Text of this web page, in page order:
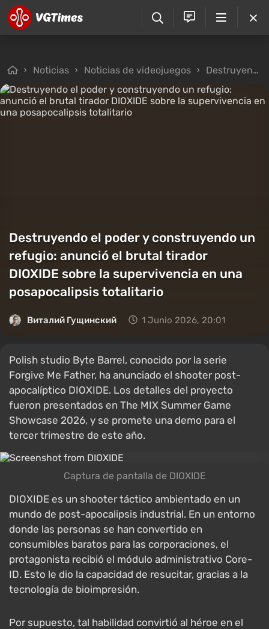
Noticias Noticias de videojuegos Destruyendo el poder y construyendo un refugio: anunció el brutal tirador DIOXIDE sobre la supervivencia en una posapocalipsis totalitario
Destruyendo el poder y construyendo un
refugio: anunció el brutal tirador
DIOXIDE sobre la supervivencia en una
posapocalipsis totalitario
Виталий Гущинский 1 Junio 2026, 20:01
Polish studio Byte Barrel, conocido por la serie
Forgive Me Father, ha anunciado el shooter post-
apocalíptico DIOXIDE. Los detalles del proyecto
fueron presentados en The MIX Summer Game
Showcase 2026, y se promete una demo para el
tercer trimestre de este año.
Captura de pantalla de DIOXIDE
DIOXIDE es un shooter táctico ambientado en un
mundo de post-apocalipsis industrial. En un entorno
donde las personas se han convertido en
consumibles baratos para las corporaciones, el
protagonista recibió el módulo administrativo Core-
ID. Esto le dio la capacidad de resucitar, gracias a la
tecnología de bioimpresión.
Por supuesto, tal habilidad convirtió al héroe en el